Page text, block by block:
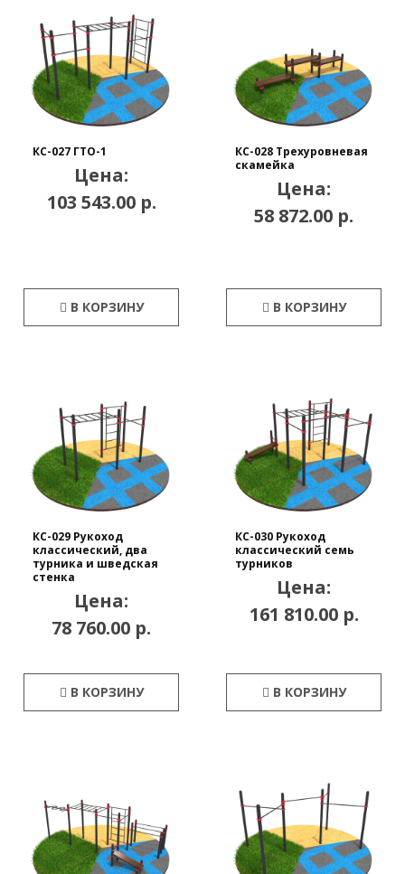
КС-027 ГТО-1
Цена:
103 543.00 р.
В КОРЗИНУ
КС-028 Трехуровневая
скамейка
Цена:
58 872.00 р.
В КОРЗИНУ
КС-029 Рукоход
классический, два
турника и шведская
стенка
Цена:
78 760.00 р.
В КОРЗИНУ
КС-030 Рукоход
классический семь
турников
Цена:
161 810.00 р.
В КОРЗИНУ